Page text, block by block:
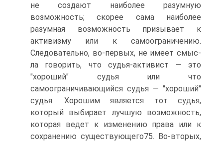
не создают наиболее разумную
возможность; скорее сама наиболее
разумная возможность призывает к
активизму или к самоограничению.
Следовательно, во-первых, не имеет смыс-
ла говорить, что судья-активист — это
"хороший" судья или что
самоограничивающийся судья — "хороший"
судья. Хорошим является тот судья,
который выбирает лучшую возможность,
которая ведет к изменению права или к
сохранению существующего75. Во-вторых,